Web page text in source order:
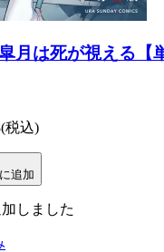
月は死が視える【
(税込)
追加
しました